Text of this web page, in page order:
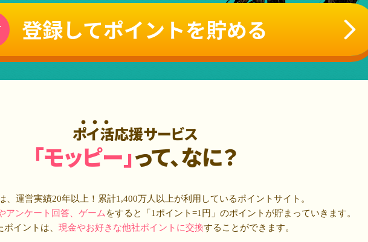
登録してポイントを貯める
ポイ活応援サービス
「モッピー」って、なに？
、運営実績20年以上！累計1,400万人 以上が利用しているポイントサイト。
アンケート回答、ゲーム をすると「1ポイント=1円」のポイントが貯まっていきます。
ポイントは、 現金やお好きな他社ポイントに交換することができます。